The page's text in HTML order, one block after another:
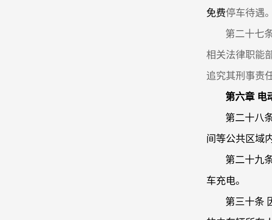
免费停车待遇
第二十七
相关法律职能
追究其刑事责任
第六章 电
第二十八
间等公共区域
第二十九
车充电。
第三十条